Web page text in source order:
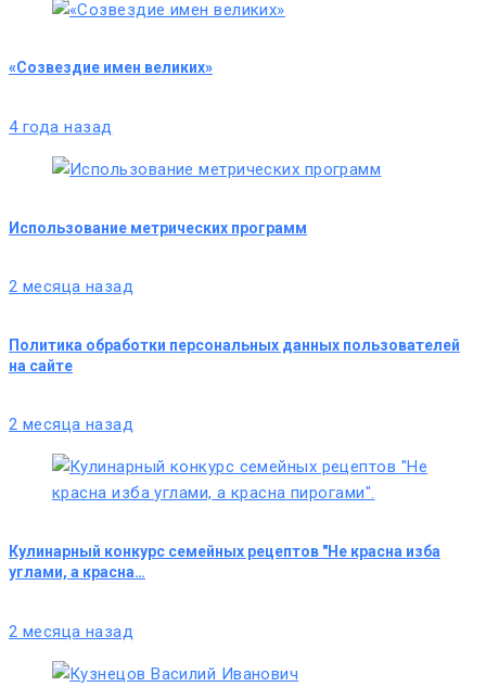
«Созвездие имен великих»
4 года назад
Использование метрических программ
2 месяца назад
Политика обработки персональных данных пользователей
на сайте
2 месяца назад
Кулинарный конкурс семейных рецептов "Не красна изба
углами, а красна…
2 месяца назад